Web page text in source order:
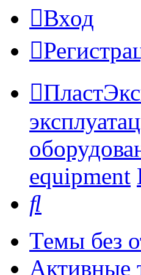
Вход
equipment
Темы без
Активные